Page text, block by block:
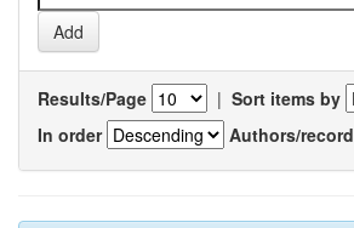
Results/Page | Sort items by
In order
Authors/record